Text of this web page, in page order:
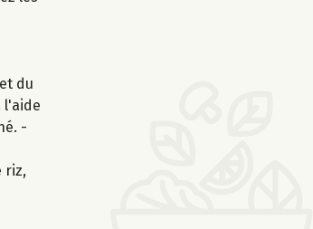
du
l'aide
-
riz,